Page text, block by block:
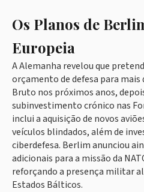
Os Planos de
Europeia
A Alemanha revelou que
orçamento de defesa para
Bruto nos próximos anos,
subinvestimento crónico nas
inclui a aquisição de novos
veículos blindados, além de
ciberdefesa. Berlim anunciou
adicionais para a missão da
reforçando a presença militar
Estados Bálticos.